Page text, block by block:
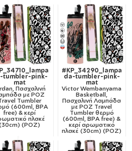
tumbler-pink-
mat
Πασχαλινή
με ΡΟΖ
Tumbler
(600ml, BPA
free) & κερί
πλακέ
(ΡΟΖ)
#KP_34290_lampa
da-tumbler-pink-
mat
Victor Wembanyama
Basketball,
Πασχαλινή Λαμπάδα
με ΡΟΖ Travel
Tumbler θερμό
(600ml, BPA free) &
κερί αρωματικό
πλακέ (30cm) (ΡΟΖ)